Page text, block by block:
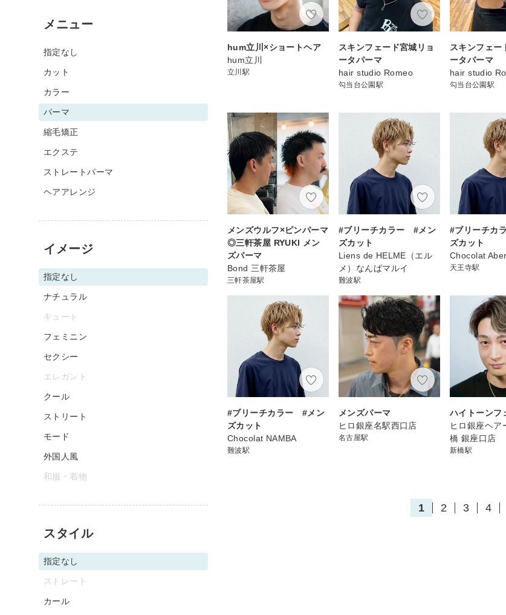
hum立川×ショートヘア
hum立川
立川駅
スキンフェード宮城リョ
ータパーマ
hair studio Romeo
勾当台公園駅
スキンフェー
ータパーマ
hair studio
勾当台公園駅
メンズウルフ×ピンパーマ
◎三軒茶屋 RYUKI メン
ズパーマ
Bond 三軒茶屋
三軒茶屋駅
#ブリーチカラー #メン
ズカット
Liens de HELME（エル
メ）なんばマルイ
難波駅
#ブリーチカ
ズカット
Chocolat
天王寺駅
#ブリーチカラー #メン
ズカット
Chocolat NAMBA
難波駅
メンズパーマ
ヒロ銀座名駅西口店
名古屋駅
ハイトーンフ
ヒロ銀座ヘア
橋 銀座口店
新橋駅
1 2 3 4
メニュー
指定なし
カット
カラー
パーマ
縮毛矯正
エクステ
ストレートパーマ
ヘアアレンジ
イメージ
指定なし
ナチュラル
キュート
フェミニン
セクシー
エレガント
クール
ストリート
モード
外国人風
和服・着物
スタイル
指定なし
ストレート
カール